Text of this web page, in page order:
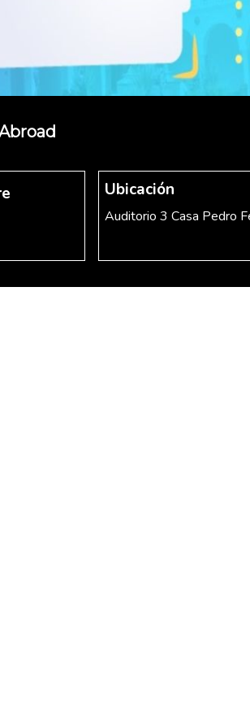
Ubicación
Auditorio 3 Casa Pedro